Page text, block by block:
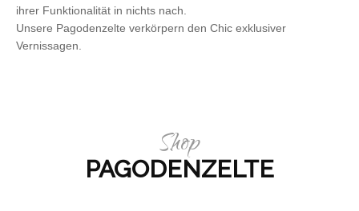
ihrer Funktionalität in nichts nach.
Unsere Pagodenzelte verkörpern den Chic exklusiver
Vernissagen.
Shop
PAGODENZELTE